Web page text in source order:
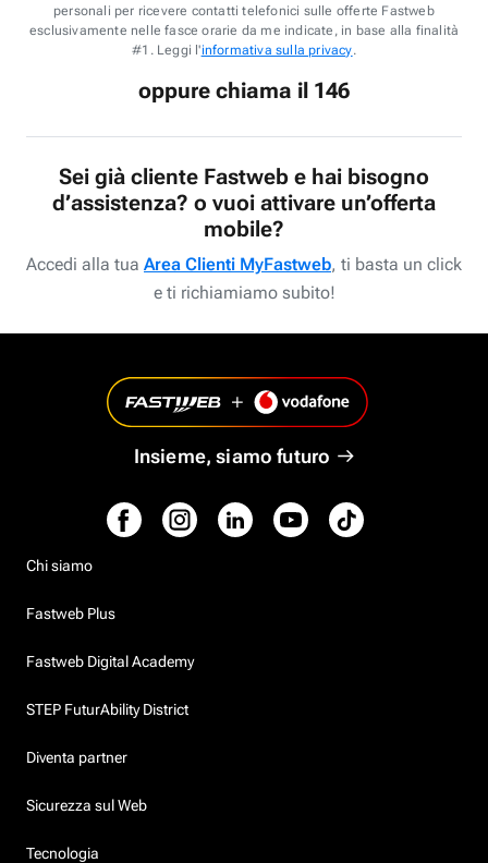
personali per ricevere contatti telefonici sulle offerte Fastweb
esclusivamente nelle fasce orarie da me indicate, in base alla finalità
#1. Leggi l'informativa sulla privacy.
oppure chiama il 146
Sei già cliente Fastweb e hai bisogno
d’assistenza? o vuoi attivare un’offerta
mobile?
Accedi alla tua Area Clienti MyFastweb, ti basta un click
e ti richiamiamo subito!
Insieme, siamo futuro
Chi siamo
Fastweb Plus
Fastweb Digital Academy
STEP FuturAbility District
Diventa partner
Sicurezza sul Web
Tecnologia